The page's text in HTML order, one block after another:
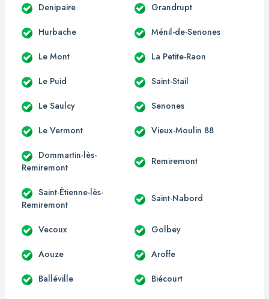
Denipaire Grandrupt
Hurbache Ménil-de-Senones
Le Mont La Petite-Raon
Le Puid Saint-Stail
Le Saulcy Senones
Le Vermont Vieux-Moulin 88
Dommartin-lès-
Remiremont
Remiremont
Saint-Étienne-lès-
Remiremont
Saint-Nabord
Vecoux Golbey
Aouze Aroffe
Balléville Biécourt